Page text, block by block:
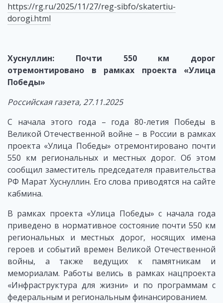
https://rg.ru/2025/11/27/reg-sibfo/skatertiu-
dorogi.html
Хуснуллин: Почти 550 км дорог
отремонтировано в рамках проекта «Улица
Победы»
Российская газета, 27.11.2025
С начала этого года – года 80-летия Победы в
Великой Отечественной войне – в России в рамках
проекта «Улица Победы» отремонтировано почти
550 км региональных и местных дорог. Об этом
сообщил заместитель председателя правительства
РФ Марат Хуснуллин. Его слова приводятся на сайте
кабмина.
В рамках проекта «Улица Победы» с начала года
приведено в нормативное состояние почти 550 км
региональных и местных дорог, носящих имена
героев и событий времен Великой Отечественной
войны, а также ведущих к памятникам и
мемориалам. Работы велись в рамках нацпроекта
«Инфраструктура для жизни» и по программам с
федеральным и региональным финансированием.